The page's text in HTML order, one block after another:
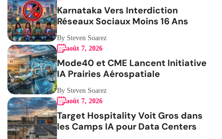
Karnataka Vers Interdiction
Réseaux Sociaux Moins 16 Ans
By Steven Soarez
août 7, 2026
Mode40 et CME Lancent Initiative
IA Prairies Aérospatiale
By Steven Soarez
août 7, 2026
Target Hospitality Voit Gros dans
les Camps IA pour Data Centers